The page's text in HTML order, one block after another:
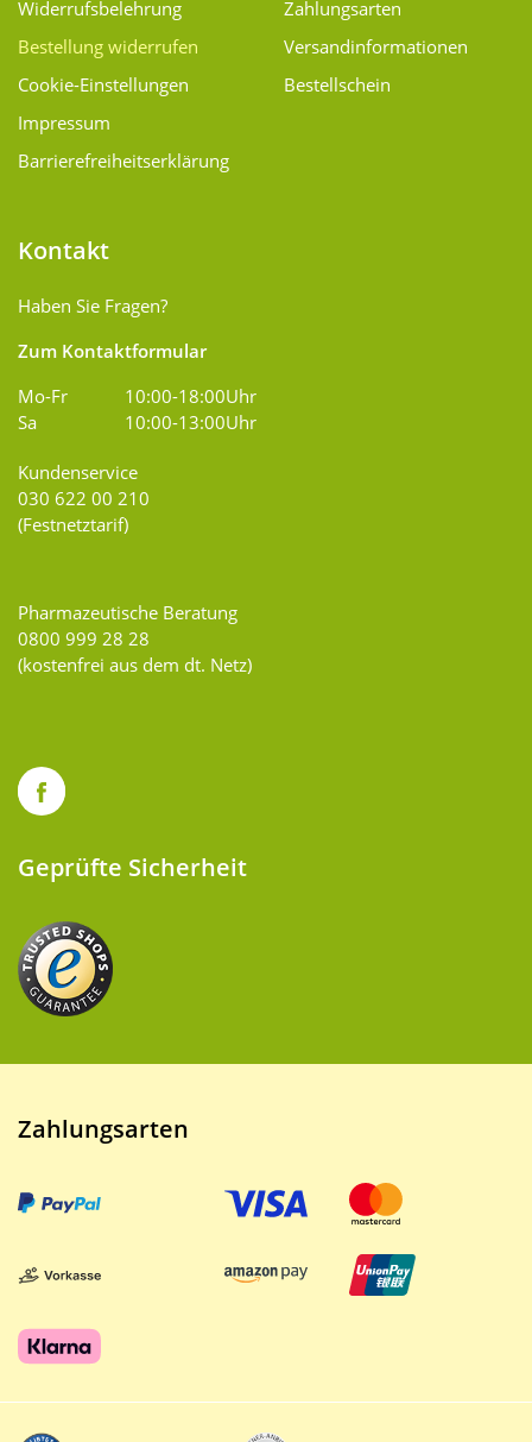
Widerrufsbelehrung
Bestellung widerrufen
Cookie-Einstellungen
Impressum
Barrierefreiheitserklärung
Zahlungsarten
Versand­informationen
Bestellschein
Kontakt
Haben Sie Fragen?
Zum Kontaktformular
Mo-Fr
10:00-18:00Uhr
Sa
10:00-13:00Uhr
Kundenservice
030 622 00 210
(Festnetztarif)
Pharmazeutische Beratung
0800 999 28 28
(kostenfrei aus dem dt. Netz)
Geprüfte Sicherheit
Zahlungsarten